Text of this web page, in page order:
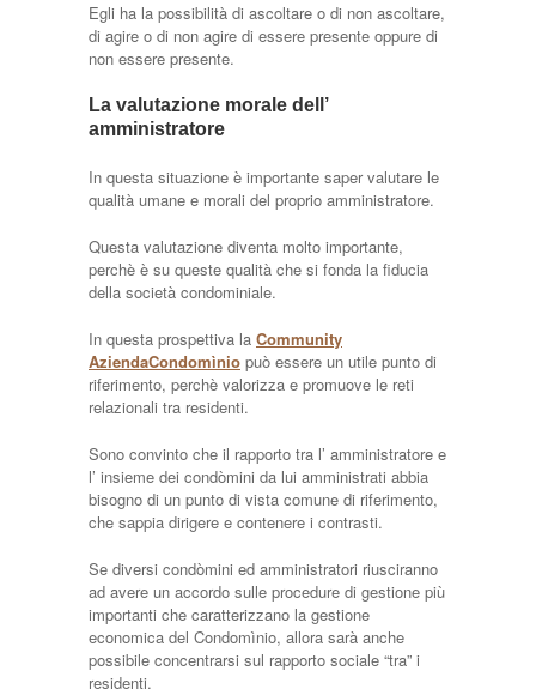
Egli ha la possibilità di ascoltare o di non ascoltare,
di agire o di non agire di essere presente oppure di
non essere presente.
La valutazione morale dell’
amministratore
In questa situazione è importante saper valutare le
qualità umane e morali del proprio amministratore.
Questa valutazione diventa molto importante,
perchè è su queste qualità che si fonda la fiducia
della società condominiale.
In questa prospettiva la Community
AziendaCondomìnio può essere un utile punto di
riferimento, perchè valorizza e promuove le reti
relazionali tra residenti.
Sono convinto che il rapporto tra l’ amministratore e
l’ insieme dei condòmini da lui amministrati abbia
bisogno di un punto di vista comune di riferimento,
che sappia dirigere e contenere i contrasti.
Se diversi condòmini ed amministratori riusciranno
ad avere un accordo sulle procedure di gestione più
importanti che caratterizzano la gestione
economica del Condomìnio, allora sarà anche
possibile concentrarsi sul rapporto sociale “tra” i
residenti.